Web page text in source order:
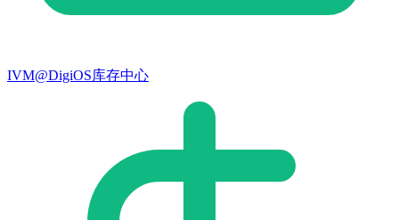
IVM@DigiOS库存中心